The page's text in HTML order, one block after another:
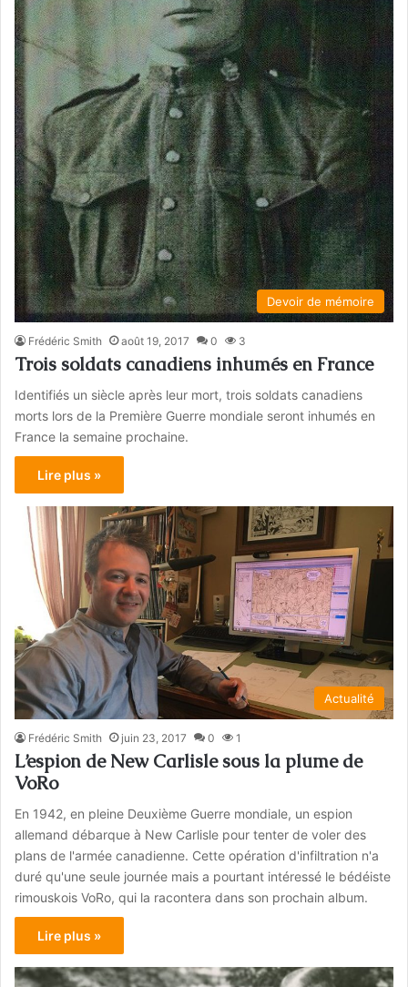
Devoir de mémoire
Frédéric Smith août 19, 2017 0 3
Trois soldats canadiens inhumés en France
Identifiés un siècle après leur mort, trois soldats canadiens
morts lors de la Première Guerre mondiale seront inhumés en
France la semaine prochaine.
Lire plus »
Actualité
Frédéric Smith juin 23, 2017 0 1
L’espion de New Carlisle sous la plume de
VoRo
En 1942, en pleine Deuxième Guerre mondiale, un espion
allemand débarque à New Carlisle pour tenter de voler des
plans de l'armée canadienne. Cette opération d'infiltration n'a
duré qu'une seule journée mais a pourtant intéressé le bédéiste
rimouskois VoRo, qui la racontera dans son prochain album.
Lire plus »